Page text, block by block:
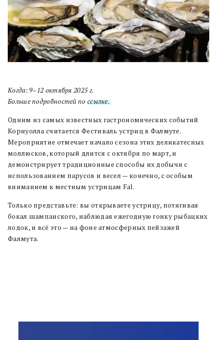
Когда: 9–12 октября 2025 г.
Больше подробностей по ссылке.
Одним из самых известных гастрономических событий
Корнуолла считается Фестиваль устриц в Фалмуте.
Мероприятие отмечает начало сезона этих деликатесных
моллюсков, который длится с октября по март, и
демонстрирует традиционные способы их добычи с
использованием парусов и весел — конечно, с особым
вниманием к местным устрицам Fal.
Только представьте: вы открываете устрицу, потягивая
бокал шампанского, наблюдая ежегодную гонку рыбацких
лодок, и всё это — на фоне атмосферных пейзажей
Фалмута.